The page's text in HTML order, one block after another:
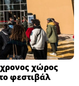
χώρος
φεστιβάλ